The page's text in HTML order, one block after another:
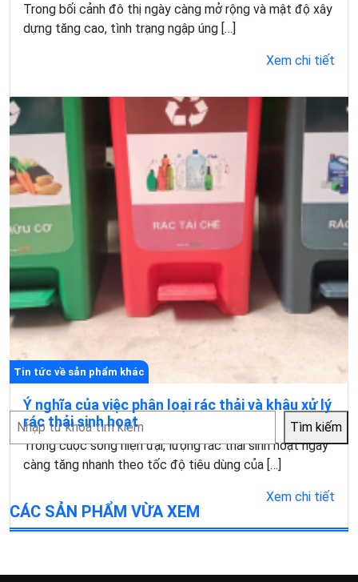
Trong bối cảnh đô thị ngày càng mở rộng và mật độ xây
dựng tăng cao, tình trạng ngập úng […]
Xem chi tiết
Tin tức về sản phẩm khác
Ý nghĩa của việc phân loại rác thải và khâu xử lý
rác thải sinh hoạt
Trong cuộc sống hiện đại, lượng rác thải sinh hoạt ngày
càng tăng nhanh theo tốc độ tiêu dùng của […]
Xem chi tiết
Tìm
kiếm
Tìm kiếm
CÁC SẢN PHẨM VỪA XEM